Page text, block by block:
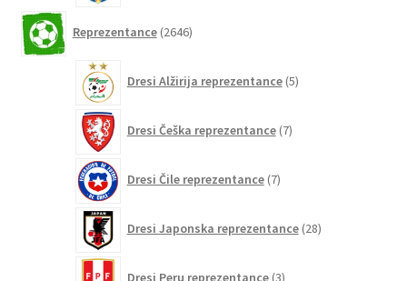
Reprezentance 2646izdelkov
Dresi Alžirija reprezentance 5izdelkov
Dresi Češka reprezentance 7izdelkov
Dresi Čile reprezentance 7izdelkov
Dresi Japonska reprezentance 28izdelkov
Dresi Peru reprezentance 3